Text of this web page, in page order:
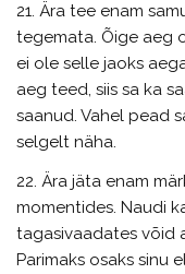
21. Ära tee enam
tegemata. Õige aeg
ei ole selle jaoks
aeg teed, siis sa ka
saanud. Vahel pead
selgelt näha.
22. Ära jäta enam
momentides. Naudi
tagasivaadates võid
Parimaks osaks sinu